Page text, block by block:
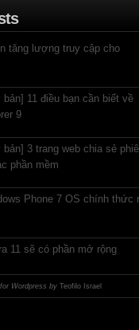
tăng lượng truy cập cho
11 điều bạn cần biết về
9
3 trang web chia sẻ
phần mềm
Phone 7 OS chính thức
11 sẽ có phần mở rộng
for Wordpress by Teofilo Israel